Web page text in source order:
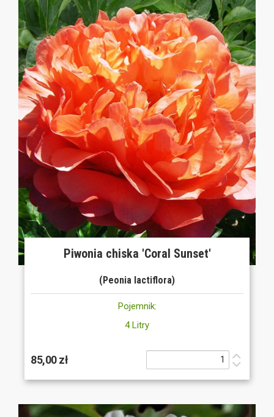
Piwonia chiska 'Coral Sunset'
(Peonia lactiflora)
Pojemnik:
4 Litry
85,00 zł